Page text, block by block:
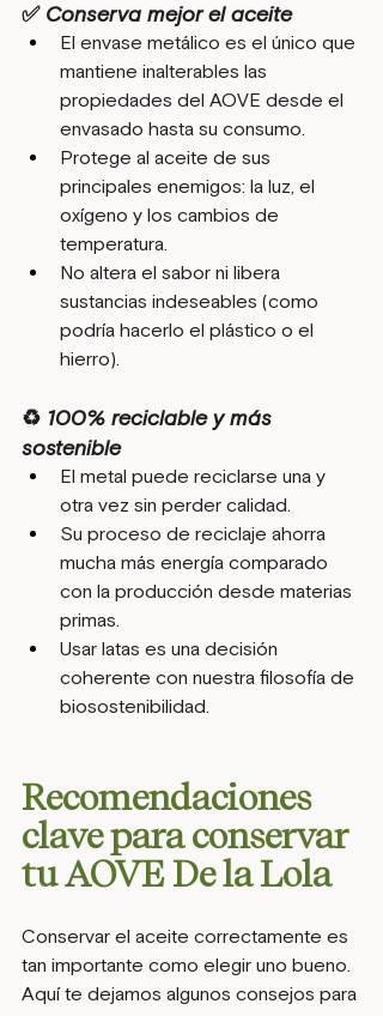
✅ Conserva mejor el aceite
El envase metálico es el único que
mantiene inalterables las
propiedades del AOVE desde el
envasado hasta su consumo.
Protege al aceite de sus
principales enemigos: la luz, el
oxígeno y los cambios de
temperatura.
No altera el sabor ni libera
sustancias indeseables (como
podría hacerlo el plástico o el
hierro).
♻️ 100% reciclable y más
sostenible
El metal puede reciclarse una y
otra vez sin perder calidad.
Su proceso de reciclaje ahorra
mucha más energía comparado
con la producción desde materias
primas.
Usar latas es una decisión
coherente con nuestra filosofía de
biosostenibilidad.
Recomendaciones
clave para conservar
tu AOVE De la Lola
Conservar el aceite correctamente es
tan importante como elegir uno bueno.
Aquí te dejamos algunos consejos para